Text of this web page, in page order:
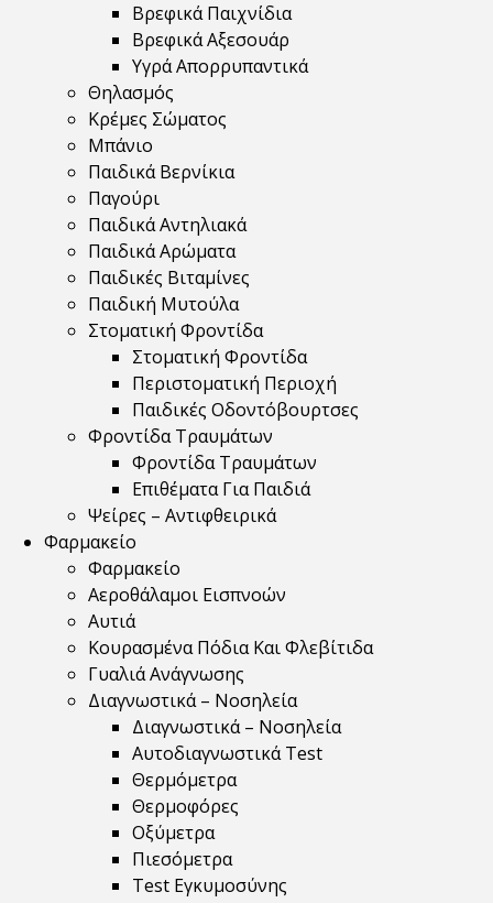
Βρεφικά Παιχνίδια
Βρεφικά Αξεσουάρ
Υγρά Απορρυπαντικά
Θηλασμός
Κρέμες Σώματος
Μπάνιο
Παιδικά Βερνίκια
Παγούρι
Παιδικά Αντηλιακά
Παιδικά Αρώματα
Παιδικές Βιταμίνες
Παιδική Μυτούλα
Στοματική Φροντίδα
Στοματική Φροντίδα
Περιστοματική Περιοχή
Παιδικές Οδοντόβουρτσες
Φροντίδα Τραυμάτων
Φροντίδα Τραυμάτων
Επιθέματα Για Παιδιά
Ψείρες – Αντιφθειρικά
Φαρμακείο
Φαρμακείο
Αεροθάλαμοι Εισπνοών
Αυτιά
Κουρασμένα Πόδια Και Φλεβίτιδα
Γυαλιά Ανάγνωσης
Διαγνωστικά – Νοσηλεία
Διαγνωστικά – Νοσηλεία
Αυτοδιαγνωστικά Test
Θερμόμετρα
Θερμοφόρες
Οξύμετρα
Πιεσόμετρα
Test Εγκυμοσύνης